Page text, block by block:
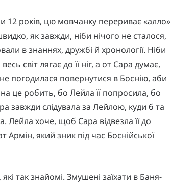
12 років, цю мовчанку перериває «алло»
як завжди, ніби нічого не сталося,
в знаннях, дружбі й хронології. Ніби
світ лягає до її ніг, а от Сара думає,
погодилася повернутися в Боснію, аби
це робить, бо Лейла її попросила, бо
завжди слідувала за Лейлою, куди б та
Лейла хоче, щоб Сара відвезла її до
Армін, який зник під час Боснійської
так знайомі. Змушені заїхати в Баня-